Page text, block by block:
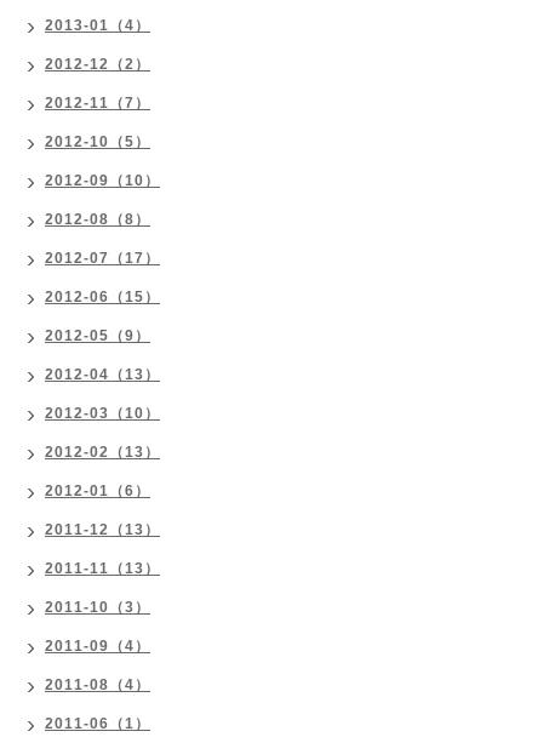
2013-01（4）
2012-12（2）
2012-11（7）
2012-10（5）
2012-09（10）
2012-08（8）
2012-07（17）
2012-06（15）
2012-05（9）
2012-04（13）
2012-03（10）
2012-02（13）
2012-01（6）
2011-12（13）
2011-11（13）
2011-10（3）
2011-09（4）
2011-08（4）
2011-06（1）